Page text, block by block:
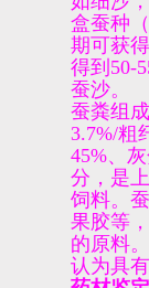
盒蚕种
期可获
得到50-
蚕沙。
蚕粪组
3.7%/粗
45%、
分，是
饲料。
果胶等
的原料
认为具